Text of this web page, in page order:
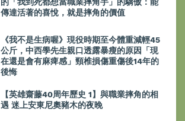
傳達活著的喜悅，就是摔角的價值
《我不是生病喔》現役時期至今體重減輕45
公斤，中西學先生親口透露暴瘦的原因「現
在還是會有麻痺感」頸椎損傷重傷後14年的
後悔
【英雄齋藤40周年歷史 1】與職業摔角的相
遇 迷上安東尼奧豬木的夜晚